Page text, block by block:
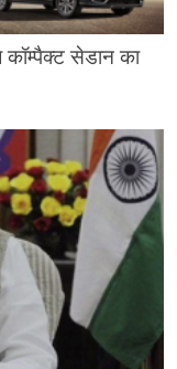
कॉम्पैक्ट सेडान का